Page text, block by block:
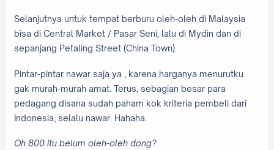
Selanjutnya untuk tempat berburu oleh-oleh di Malaysia
bisa di Central Market / Pasar Seni, lalu di Mydin dan di
sepanjang Petaling Street (China Town).
Pintar-pintar nawar saja ya , karena harganya menurutku
gak murah-murah amat. Terus, sebagian besar para
pedagang disana sudah paham kok kriteria pembeli dari
Indonesia, selalu nawar. Hahaha.
Oh 800 itu belum oleh-oleh dong?